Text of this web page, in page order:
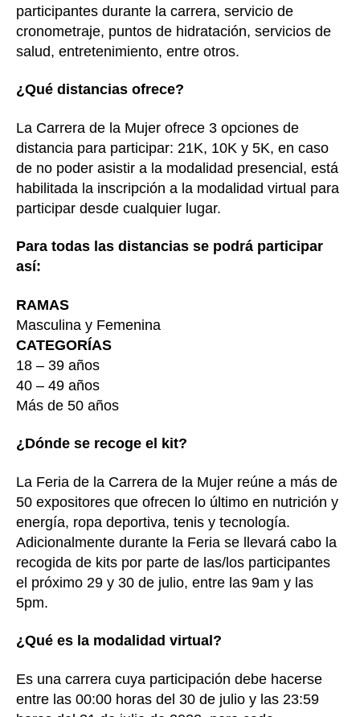
participantes durante la carrera, servicio de
cronometraje, puntos de hidratación, servicios de
salud, entretenimiento, entre otros.
¿Qué distancias ofrece?
La Carrera de la Mujer ofrece 3 opciones de
distancia para participar: 21K, 10K y 5K, en caso
de no poder asistir a la modalidad presencial, está
habilitada la inscripción a la modalidad virtual para
participar desde cualquier lugar.
Para todas las distancias se podrá participar
así:
RAMAS
Masculina y Femenina
CATEGORÍAS
18 – 39 años
40 – 49 años
Más de 50 años
¿Dónde se recoge el kit?
La Feria de la Carrera de la Mujer reúne a más de
50 expositores que ofrecen lo último en nutrición y
energía, ropa deportiva, tenis y tecnología.
Adicionalmente durante la Feria se llevará cabo la
recogida de kits por parte de las/los participantes
el próximo 29 y 30 de julio, entre las 9am y las
5pm.
¿Qué es la modalidad virtual?
Es una carrera cuya participación debe hacerse
entre las 00:00 horas del 30 de julio y las 23:59